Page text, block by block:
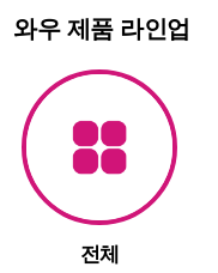
와우 제품 라인업
전체